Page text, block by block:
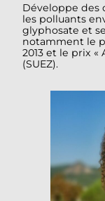
Développe des
les polluants
glyphosate et
notamment le
2013 et le prix «
(SUEZ).